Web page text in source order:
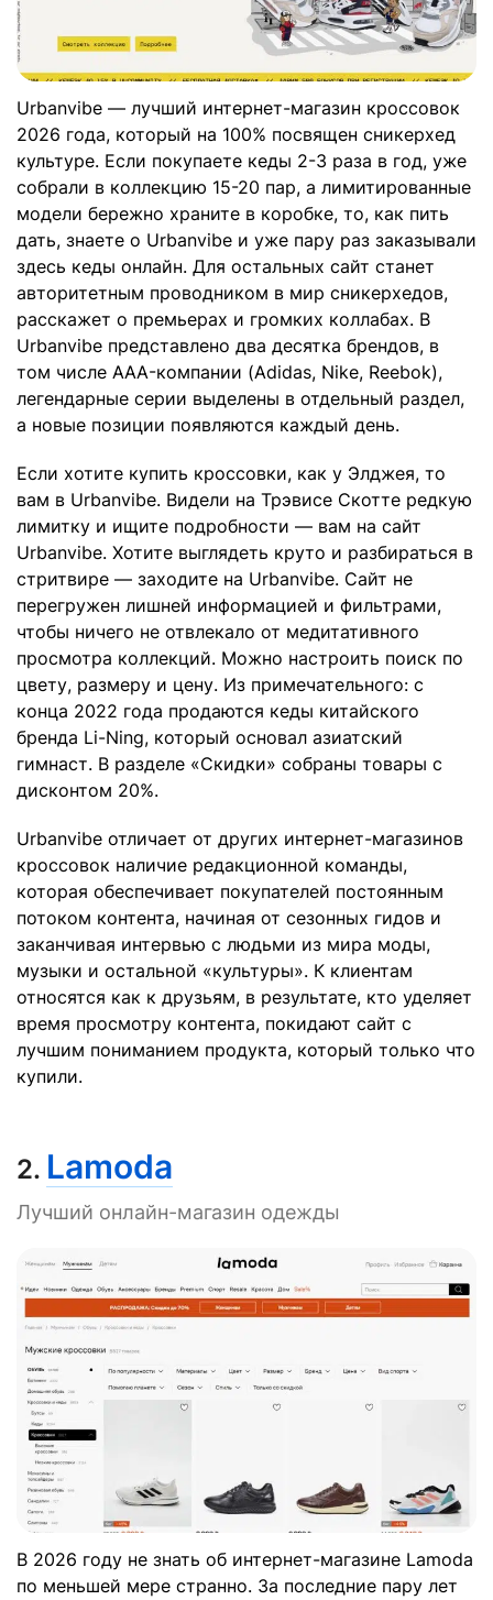
Urbanvibe — лучший интернет-магазин кроссовок
2026 года, который на 100% посвящен сникерхед
культуре. Если покупаете кеды 2-3 раза в год, уже
собрали в коллекцию 15-20 пар, а лимитированные
модели бережно храните в коробке, то, как пить
дать, знаете о Urbanvibe и уже пару раз заказывали
здесь кеды онлайн. Для остальных сайт станет
авторитетным проводником в мир сникерхедов,
расскажет о премьерах и громких коллабах. В
Urbanvibe представлено два десятка брендов, в
том числе AAA-компании (Adidas, Nike, Reebok),
легендарные серии выделены в отдельный раздел,
а новые позиции появляются каждый день.
Если хотите купить кроссовки, как у Элджея, то
вам в Urbanvibe. Видели на Трэвисе Скотте редкую
лимитку и ищите подробности — вам на сайт
Urbanvibe. Хотите выглядеть круто и разбираться в
стритвире — заходите на Urbanvibe. Сайт не
перегружен лишней информацией и фильтрами,
чтобы ничего не отвлекало от медитативного
просмотра коллекций. Можно настроить поиск по
цвету, размеру и цену. Из примечательного: с
конца 2022 года продаются кеды китайского
бренда Li-Ning, который основал азиатский
гимнаст. В разделе «Скидки» собраны товары с
дисконтом 20%.
Urbanvibe отличает от других интернет-магазинов
кроссовок наличие редакционной команды,
которая обеспечивает покупателей постоянным
потоком контента, начиная от сезонных гидов и
заканчивая интервью с людьми из мира моды,
музыки и остальной «культуры». К клиентам
относятся как к друзьям, в результате, кто уделяет
время просмотру контента, покидают сайт с
лучшим пониманием продукта, который только что
купили.
2. Lamoda
Лучший онлайн-магазин одежды
В 2026 году не знать об интернет-магазине Lamoda
по меньшей мере странно. За последние пару лет